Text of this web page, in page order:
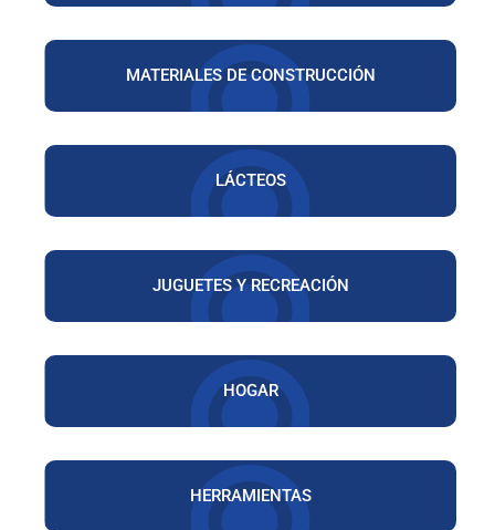
MATERIALES DE CONSTRUCCIÓN
LÁCTEOS
JUGUETES Y RECREACIÓN
HOGAR
HERRAMIENTAS